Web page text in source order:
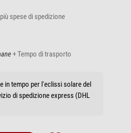
più spese di spedizione
+ Tempo di trasporto
in tempo per l'eclissi solare del
di spedizione express (DHL